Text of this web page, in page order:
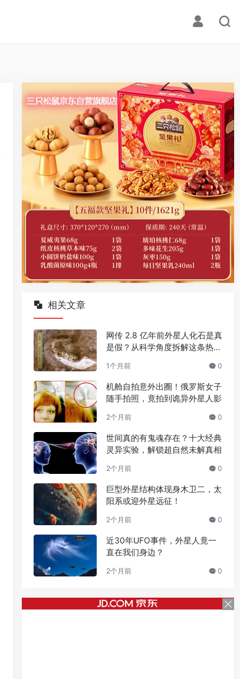
相关文章
网传 2.8 亿年前外星人化石是真
是假？从科学角度拆解这条热门
1个月前 0
机舱自拍意外出圈！俄罗斯女子
随手拍照，竟拍到诡异外星人影
2个月前 0
世间真的有鬼魂存在？十大经典
灵异实验，解锁超自然未解真相
2个月前 0
巨型外星结构体现身木卫二，太
阳系或迎外星远征！
2个月前 0
近30年UFO事件，外星人竟一
直在我们身边？
2个月前 0